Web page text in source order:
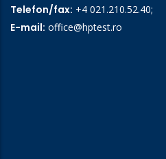
Telefon/fax: +4 021.210.52.40;
E-mail: office@hptest.ro